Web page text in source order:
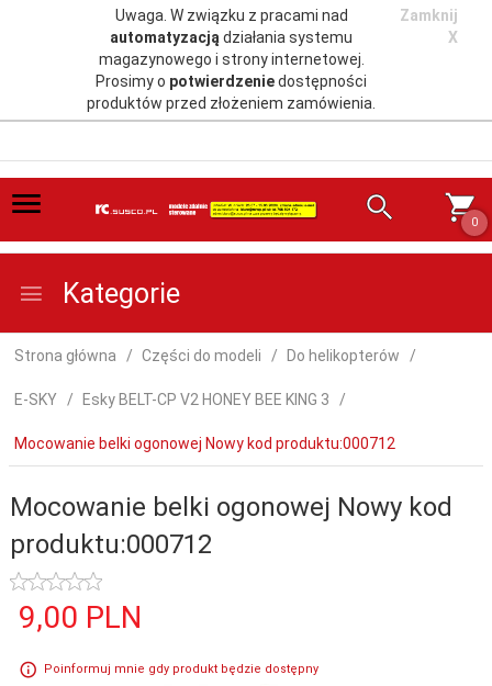
Uwaga. W związku z pracami nad
automatyzacjądziałania systemu
magazynowego i strony internetowej.
Prosimy o potwierdzeniedostępności
produktów przed złożeniem zamówienia.
Zamknij
X
0
Kategorie
Strona główna Części do modeli Do helikopterów
E-SKY Esky BELT-CP V2 HONEY BEE KING 3
Mocowanie belki ogonowej Nowy kod produktu:000712
Mocowanie belki ogonowej Nowy kod
produktu:000712
9,00 PLN
Poinformuj mnie gdy produkt będzie dostępny